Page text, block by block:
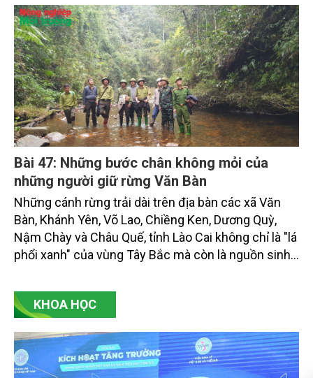
từ các cơ quan quản lý nhà nước, đơn vị nghiên cứu,
doanh nghiệp, hợp tác xã và nông dân đang trực
tiếp triển khai mô hình sản xuất lúa phát thải thấp.
Bài 47: Những bước chân không mỏi của
những người giữ rừng Văn Bàn
Những cánh rừng trải dài trên địa bàn các xã Văn
Bàn, Khánh Yên, Võ Lao, Chiềng Ken, Dương Quỳ,
Nậm Chày và Châu Quế, tỉnh Lào Cai không chỉ là "lá
phổi xanh" của vùng Tây Bắc mà còn là nguồn sinh
KHOA HỌC